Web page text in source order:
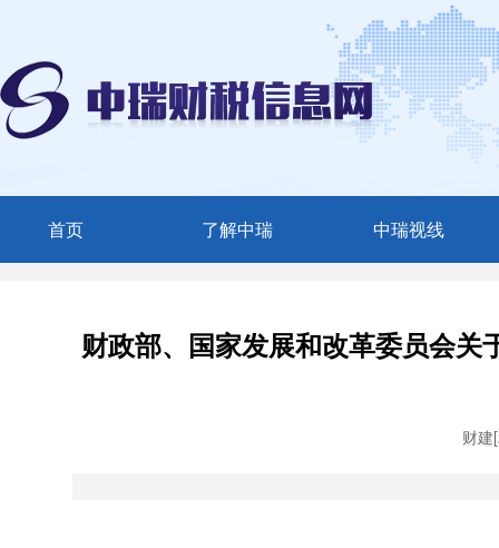
首页 了解中瑞
服务范围
中瑞视线
中瑞动态
财政部、国家发展和改革委员会关
财建